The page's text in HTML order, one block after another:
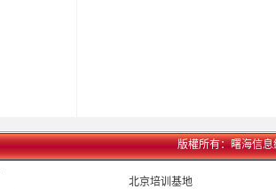
版權所有：曙海信息
北京培训基地